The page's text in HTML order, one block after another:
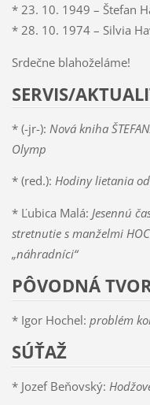
* 23. 10. 1949 – Štefan
* 28. 10. 1974 – Silvia
Srdečne blahoželáme!
SERVIS/
* (-jr-): Nová kniha
Olymp
* (red.): Hodiny lietania od
* Ľubica Malá: Jesennú
stretnutie s manželmi
„náhradníci“
PÔVODNÁ
* Igor Hochel: problém
SÚŤAŽ
* Jozef Beňovský: